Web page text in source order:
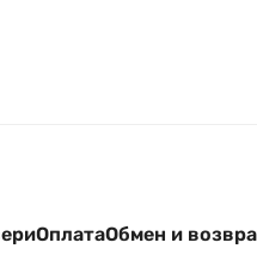
ОплатаОбмен и